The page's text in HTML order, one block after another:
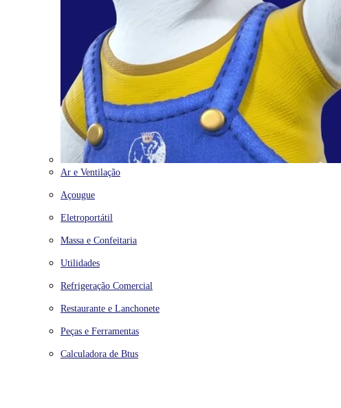
Ar e Ventilação
Açougue
Eletroportátil
Massa e Confeitaria
Utilidades
Refrigeração Comercial
Restaurante e Lanchonete
Peças e Ferramentas
Calculadora de Btus